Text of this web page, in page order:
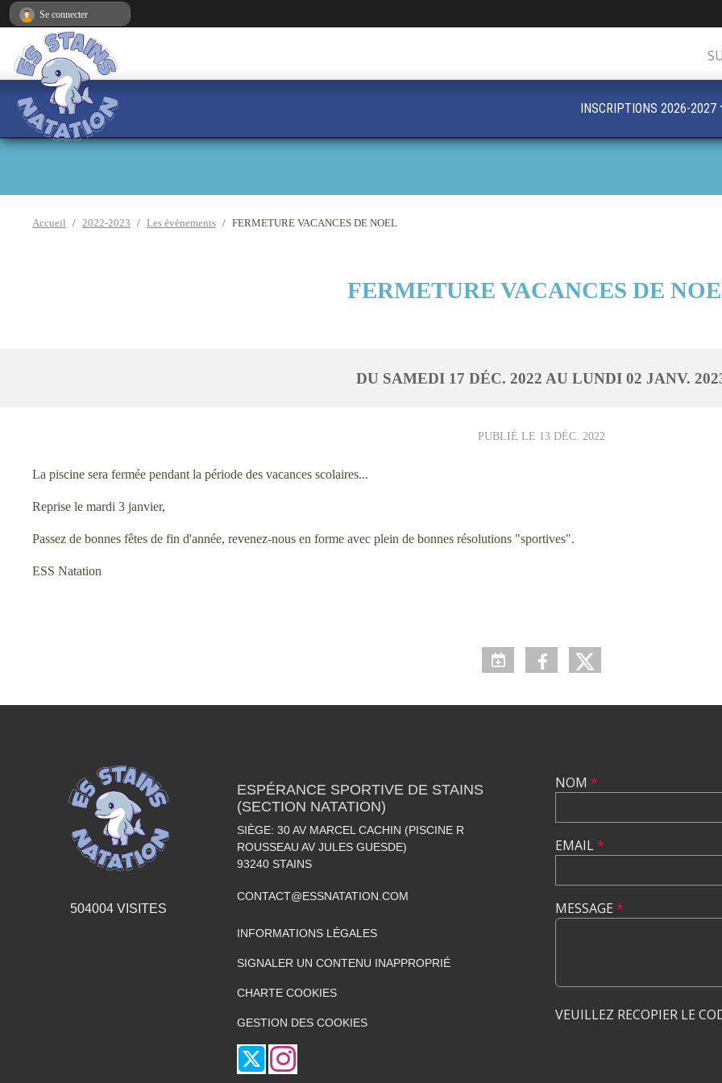
Accueil 2022-2023 Les évènements FERMETURE VACANCES DE NOEL
FERMETURE VACANCES DE
DU SAMEDI 17 DÉC. 2022 AU LUNDI 02 JANV.
PUBLIÉ LE 13 DÉC. 2022
La piscine sera fermée pendant la période des vacances scolaires...
Reprise le mardi 3 janvier,
Passez de bonnes fêtes de fin d'année, revenez-nous en forme avec plein de bonnes résolutions "sportives".
ESS Natation
INSCRIPTIONS 2026-2027
504004 VISITES
ESPÉRANCE SPORTIVE DE STAINS
(SECTION NATATION)
SIÈGE: 30 AV MARCEL CACHIN (PISCINE R
ROUSSEAU AV JULES GUESDE)
93240 STAINS
CONTACT@ESSNATATION.COM
INFORMATIONS LÉGALES
SIGNALER UN CONTENU INAPPROPRIÉ
CHARTE COOKIES
GESTION DES COOKIES
NOM *
EMAIL*
MESSAGE *
VEUILLEZ RECOPIER LE
Se connecter
Panneau de gestion des cookies